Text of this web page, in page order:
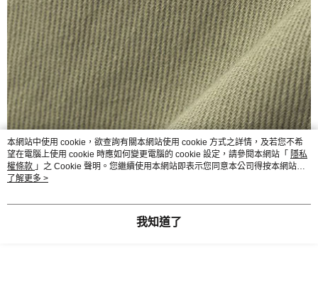
本網站中使用 cookie，欲查詢有關本網站使用 cookie 方式之詳情，及若您不希
望在電腦上使用 cookie 時應如何變更電腦的 cookie 設定，請參閱本網站「 隱私
權條款 」之 Cookie 聲明。您繼續使用本網站即表示您同意本公司得按本網站使
用條款之 Cookie 聲明使用 cookie。
了解更多 >
我知道了